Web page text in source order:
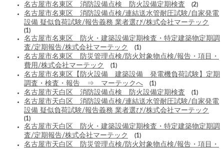
名古屋市名東区 消防設備点検 防火設備定期検査 (2)
名古屋市名東区 消防設備点検/連結送水管耐圧試験/自家発電
設備 疑似負荷試験/報告義務 業者選び/株式会社マーテック
(1)
名古屋市名東区 防火・建築設備定期検査・特定建築物定期調
査/定期報告/株式会社マーテック
(1)
名古屋市名東区 防災管理点検/防火対象物点検/報告・項目・
費用/株式会社マーテック
(1)
名古屋市名東区【防火設備 建築設備 発電機負荷試験】定期
調査・検査・報告 ⇒ マーテックへ
(1)
名古屋市天白区 消防設備点検 防火設備定期検査 (1)
名古屋市天白区 消防設備点検/連結送水管耐圧試験/自家発電
設備 疑似負荷試験/報告義務 業者選び/株式会社マーテック
(1)
名古屋市天白区 防火・建築設備定期検査・特定建築物定期調
査/定期報告/株式会社マーテック
(1)
名古屋市天白区 防災管理点検/防火対象物点検/報告・項目・